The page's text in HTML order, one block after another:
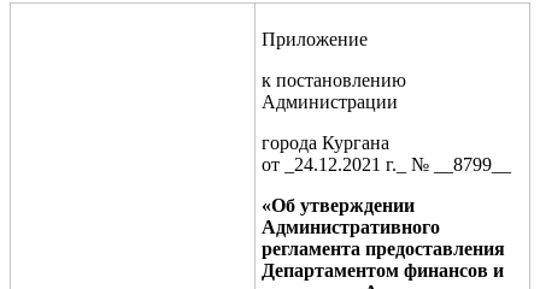
Приложение
к постановлению
Администрации
города Кургана
от _24.12.2021 г._ № __8799__
«Об утверждении
Административного
регламента предоставления
Департаментом финансов и